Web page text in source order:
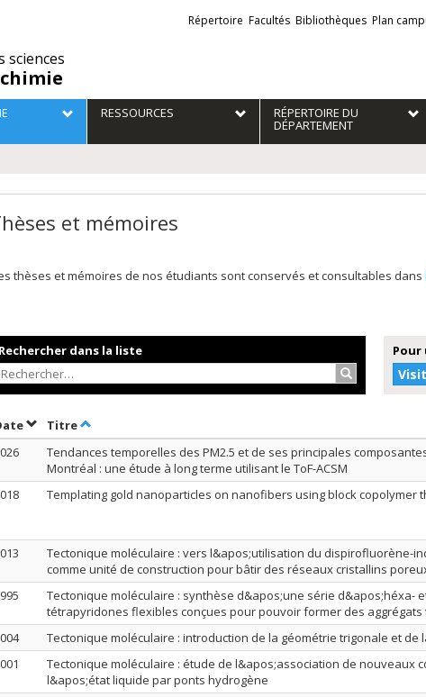
sciences
chimie
Liens
externes
Répertoire Facultés Bibliothèques Plan
RESSOURCES RÉPERTOIRE DU
DÉPARTEMENT
et mémoires
thèses et mémoires de nos étudiants sont conservés et consultables dans
Rechercher dans la liste
Rechercher…
Pour
Trier par date en ordre décroissant
TitreTrier par titre en ordre décroissant
Tendances temporelles des PM2.5 et de ses principales
Montréal : une étude à long terme utilisant le ToF-ACSM
Templating gold nanoparticles on nanofibers using block copolymer
Tectonique moléculaire : vers l&apos;utilisation du dispirofluorène-
comme unité de construction pour bâtir des réseaux cristallins
Tectonique moléculaire : synthèse d&apos;une série d&apos;héxa-
tétrapyridones flexibles conçues pour pouvoir former des
Tectonique moléculaire : introduction de la géométrie trigonale et de
Tectonique moléculaire : étude de l&apos;association de nouveaux
l&apos;état liquide par ponts hydrogène